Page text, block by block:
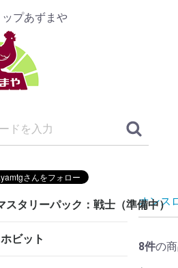
プあずまや
スタリーパック：戦士（準備中）
ビット
オンス
8件の